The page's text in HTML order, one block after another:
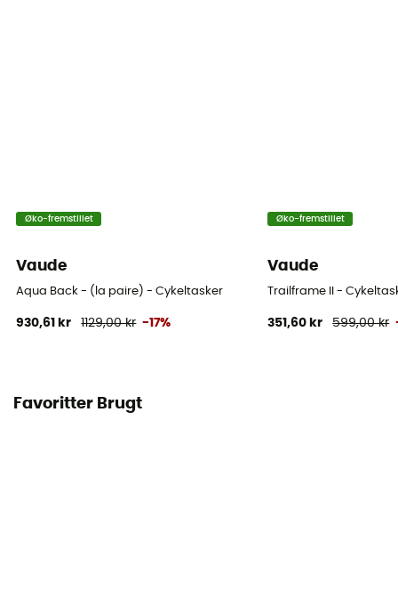
Øko-fremstillet
Vaude
Aqua Back - (la paire) - Cykeltasker
930,61 kr 1129,00 kr -17%
Øko-fremstillet
Vaude
Trailframe II -
351,60 kr 599,00 kr
Favoritter Brugt